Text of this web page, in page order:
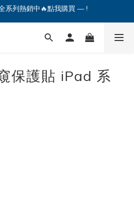
系列熱銷中🔥點我購買 — !
新好友領優惠券！🎫
系列熱銷中🔥點我購買 — !
保護貼 iPad 系